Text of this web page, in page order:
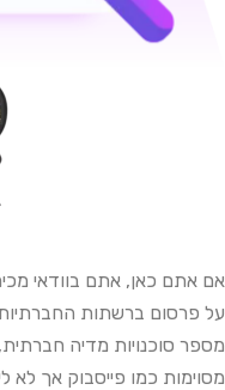
אם אתם כאן, אתם בוודאי
על פרסום ברשתות
מספר סוכנויות מדיה
מסוימות כמו פייסבוק אך לא